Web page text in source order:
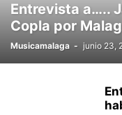
Entrevista a…..
Copla por
Musicamalaga - junio 23,